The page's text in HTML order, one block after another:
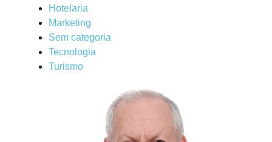
Hotelaria
Marketing
Sem categoria
Tecnologia
Turismo